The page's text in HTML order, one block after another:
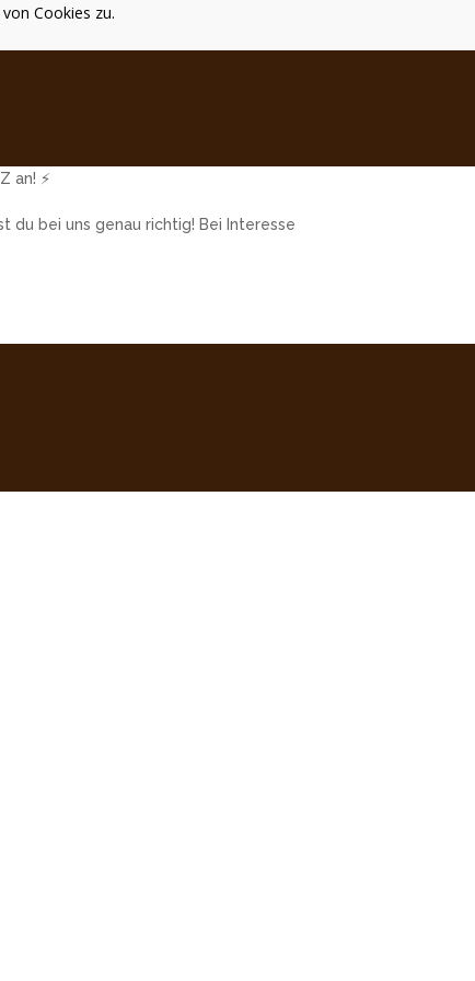
Cookies zu.
an! ⚡️
du bei uns genau richtig! Bei Interesse